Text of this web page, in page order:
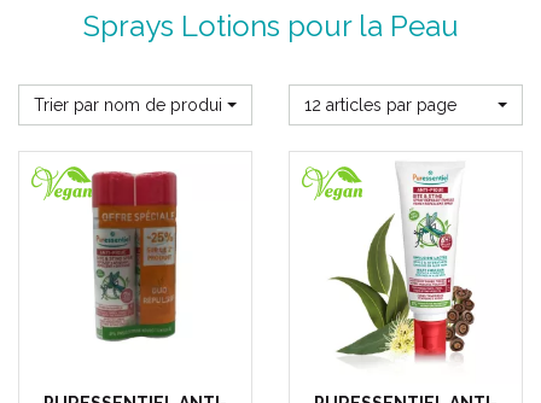
Sprays Lotions pour la Peau
Trier par nom de produit 12 articles par page